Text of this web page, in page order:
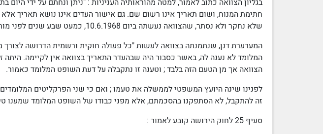
בגליון הצוואה כתוב לאמור, למטה מהוראותיה העניניות : "ניתן ונחתם על ידי
חתימת המנוח, ושום תאריך אינו רשום שם. גם אישור העדים אינו נושא תאריך
שלא נחקר ולא נסתר, שהצוואה נעשתה ביום 10.6.1968, כמעט שבע שנים לפני
המערערת דנן, שנתמנתה בצוואה לעשות "כל פעולה חוקית ורשמית הדרושה לצורך
המלומד לא נענה לה, באשר כסבור היה שבהעדר התאריך בצוואה אין לקיימה.
הצוואה אך מן הטעם הזה בלבד ; וטענה זו נתקבלה על דעת השופט המלומד כאמור.
לפנינו שינה היועץ המשפטי לממשלה את טעמו ; ואם כי שני הפרקליטים
זה להתקבל, לא הסתפקנו בהסכמתם, אלא מפני כבודו של השופט המלומד שמענו
סעיף 25 לחוק הירושה קובע לאמור :